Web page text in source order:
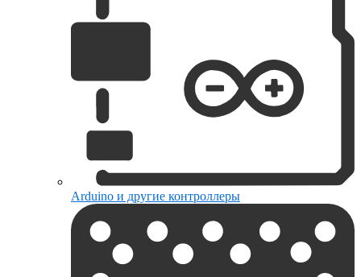
Arduino и другие контроллеры